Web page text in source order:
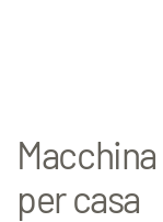
per casa